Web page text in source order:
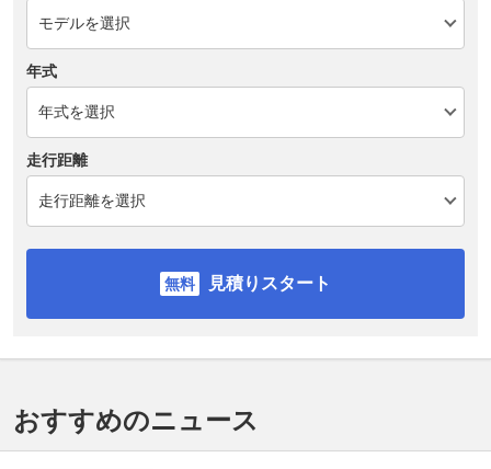
年式
走行距離
見積りスタート
おすすめのニュース